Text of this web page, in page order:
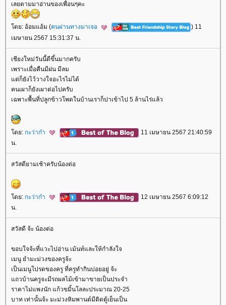
เลยตามมาอ่านของเพื่อนๆคะ
ดย: อ้อมแอ้ม (คนผ่านทางมาเจอ
) 11
เมษายน 2567 15:31:37 น.
เชียงใหม่วันนี้ดีขึ้นมากครับ
เพราะเมื่อคืนมีฝน มีลม
ต่ก็ยังไว้วางใจอะไรไม่ได้
คนเผาก็ยังเผาต่อไปครับ
เฉพาะพื้นที่ปลูกข้าวโพดในบ้านเราก็ปาเข้าไป 5 ล้านไร่แล้ว
ดย: กะว่าก๋า
11 เมษายน 2567 21:40:59
น.
สวัสดียามเช้าครับน้องต่อ
ดย: กะว่าก๋า
12 เมษายน 2567 6:09:12
น.
สวัสดี จ้ะ น้องต่อ
ขอบใจจ้ะที่แวะไปอ่าน เม้นท์และให้กำลังใจ
เมนู ยำมะม่วงของครูจ้ะ
เป็นเมนูโปรดของครู ที่ครูทำกินบ่อยอยู่ จ้ะ
ถวบ้านครูจะมีรถผลไม้เข้ามาขายเป็นประจำ
ราคาไม่แพงนัก แก้วขมิ้นโลละประมาณ 20-25
บาท เท่านั้นจ้ะ มะม่วงหิมพานต์มีติดตู้เย็นเป็น